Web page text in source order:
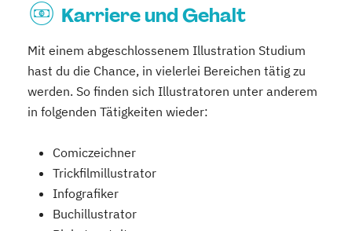
Karriere und Gehalt
Mit einem abgeschlossenem Illustration Studium
hast du die Chance, in vielerlei Bereichen tätig zu
werden. So finden sich Illustratoren unter anderem
in folgenden Tätigkeiten wieder:
Comiczeichner
Trickfilmillustrator
Infografiker
Buchillustrator